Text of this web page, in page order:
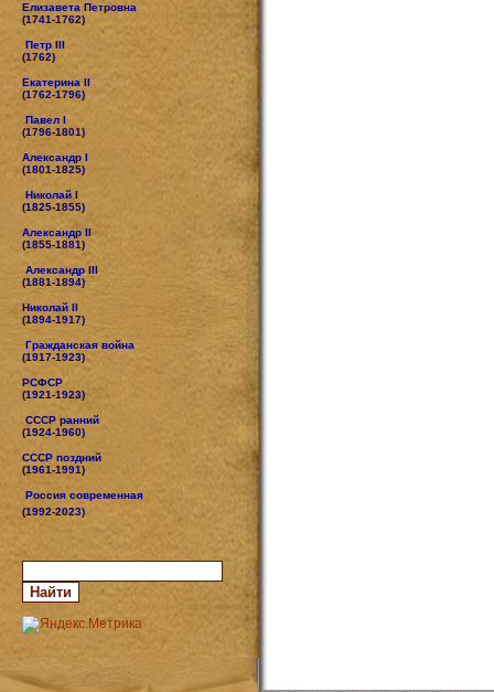
Елизавета Петровна
(1741-1762)
Петр III
(1762)
Екатерина II
(1762-1796)
Павел I
(1796-1801)
Александр I
(1801-1825)
Николай I
(1825-1855)
Александр II
(1855-1881)
Александр III
(1881-1894)
Николай II
(1894-1917)
Гражданская война
(1917-1923)
РСФСР
(1921-1923)
СССР ранний
(1924-1960)
СССР поздний
(1961-1991)
Россия современная
(1992-2023)